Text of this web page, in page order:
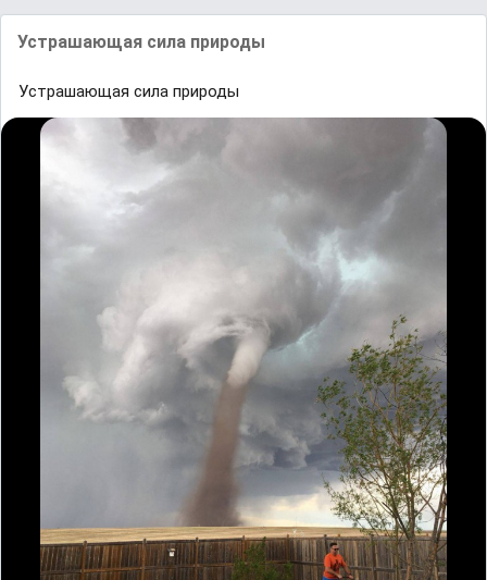
Устрашающая сила природы
Устрашающая сила природы